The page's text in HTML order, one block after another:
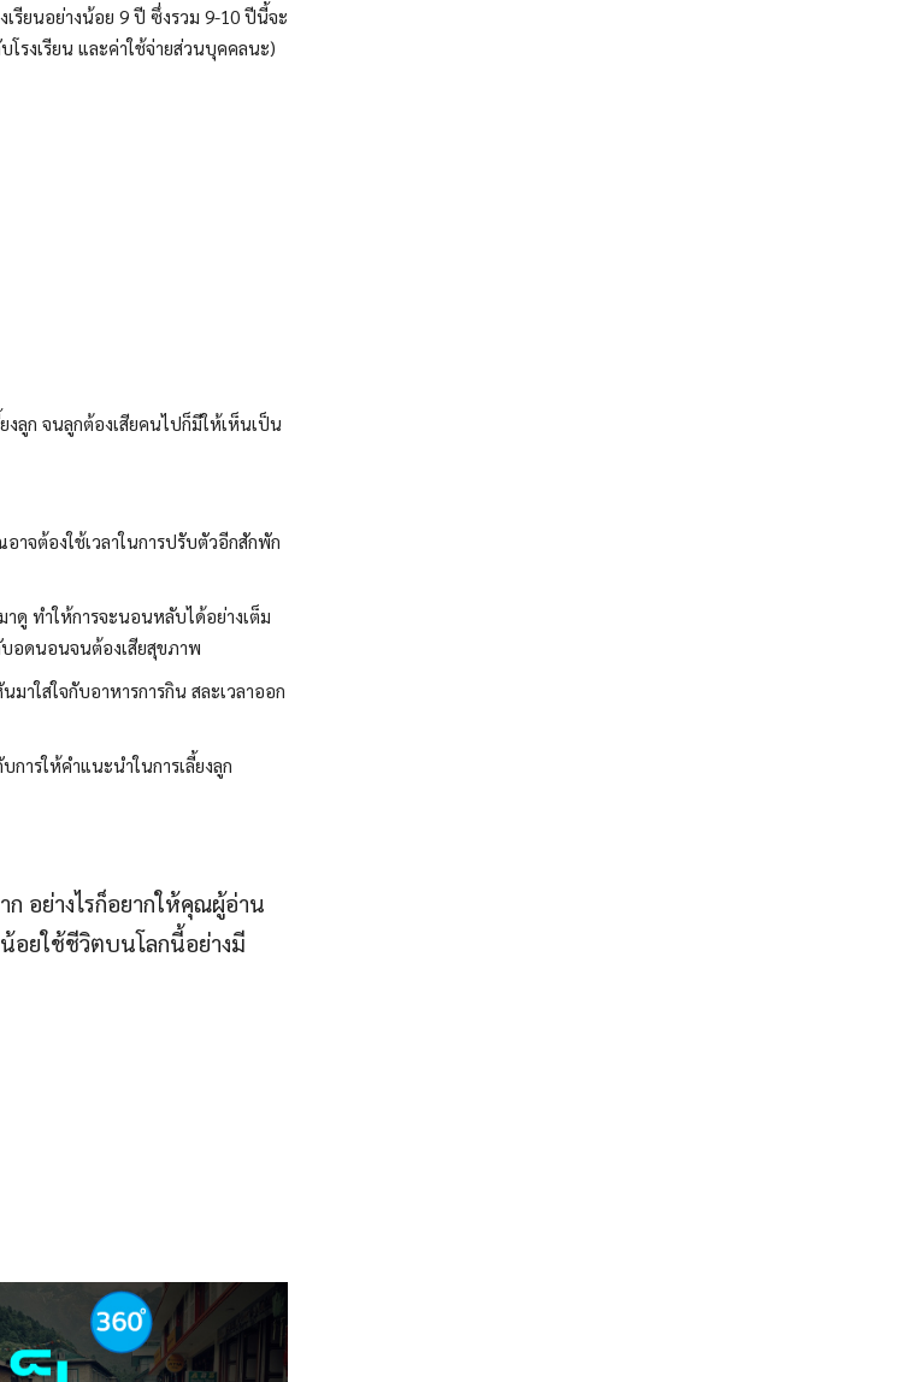
รียนอย่างน้อย 9 ปี ซึ่งรวม 9-10 ปีนี้จะ
โรงเรียน และค่าใช้จ่ายส่วนบุคคลนะ)
งลูก จนลูกต้องเสียคนไปก็มีให้เห็นเป็น
าจต้องใช้เวลาในการปรับตัวอีกสักพัก
ทำให้การจะนอนหลับได้อย่างเต็ม
บอดนอนจนต้องเสียสุขภาพ
าใส่ใจกับอาหารการกิน สละเวลาออก
ารให้คำแนะนำในการเลี้ยงลูก
ก อย่างไรก็อยากให้คุณผู้อ่าน
อยใช้ชีวิตบนโลกนี้อย่างมี